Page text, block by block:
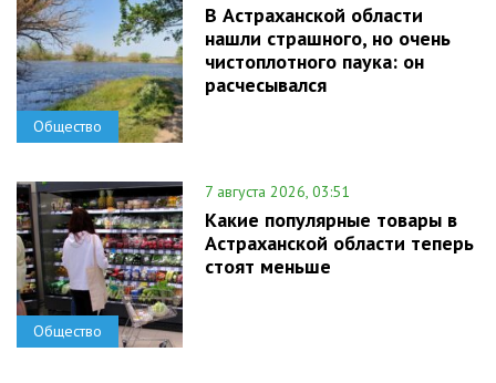
Общество
В Астраханской области
нашли страшного, но очень
чистоплотного паука: он
расчесывался
Общество
7 августа 2026, 03:51
Какие популярные товары в
Астраханской области теперь
стоят меньше